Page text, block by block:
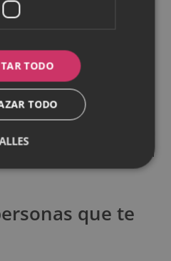
y respeto. No es
tus necesidades. Si
también es válido.
o llamadas si la relación
distancia física o emocional
que te
TODO
TODO